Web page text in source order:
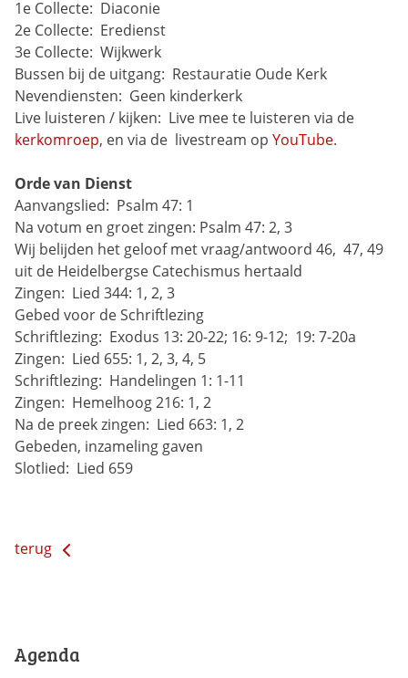
1e Collecte: Diaconie
2e Collecte: Eredienst
3e Collecte: Wijkwerk
Bussen bij de uitgang: Restauratie Oude Kerk
Nevendiensten: Geen kinderkerk
Live luisteren / kijken:
kerkomroep, en via de livestream op YouTube.
Orde van Dienst
Aanvangslied: Psalm 47: 1
Na votum en groet zingen: Psalm 47: 2, 3
Wij belijden het geloof met vraag/antwoord 46,  47, 49
uit de Heidelbergse Catechismus hertaald
Zingen: Lied 344: 1, 2, 3
Gebed voor de Schriftlezing
Schriftlezing: Exodus 13: 20-22; 16: 9-12; 19: 7-20a
Zingen: Lied 655: 1, 2, 3, 4, 5
Schriftlezing: Handelingen 1: 1-11
Zingen: Hemelhoog 216: 1, 2
Na de preek zingen: Lied 663: 1, 2
Gebeden, inzameling gaven
Slotlied: Lied 659
terug
Agenda